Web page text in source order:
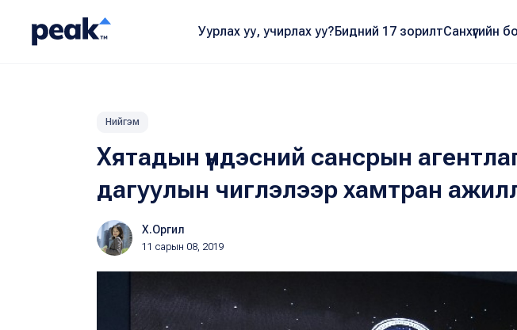
Уурлах уу, учирлах уу?Бидний 17 зорилтСанхүүгийн
Нийгэм
Хятадын үндэсний сансрын
дагуулын чиглэлээр хамтран
Х.Оргил
11 сарын 08, 2019